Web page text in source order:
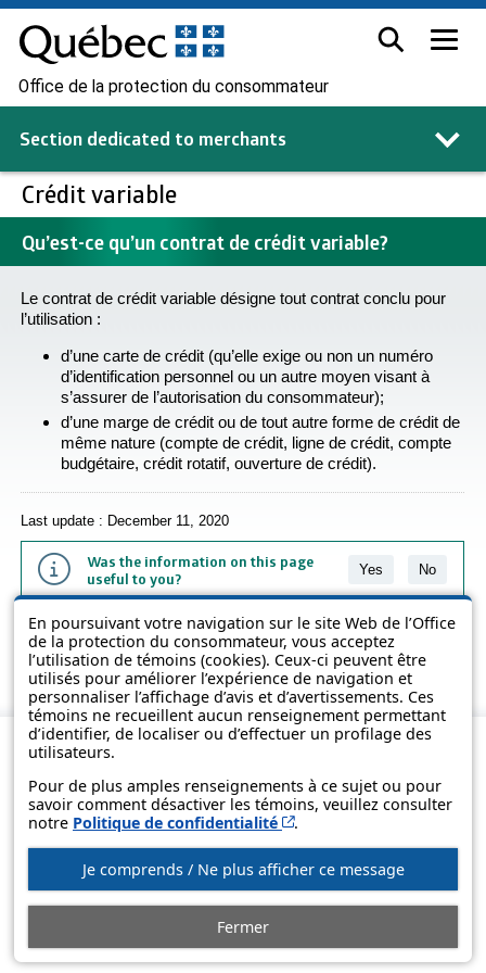
En poursuivant votre navigation sur le site Web de l’Office
de la protection du consommateur, vous acceptez
l’utilisation de témoins (cookies). Ceux-ci peuvent être
utilisés pour améliorer l’expérience de navigation et
personnaliser l’affichage d’avis et d’avertissements. Ces
témoins ne recueillent aucun renseignement permettant
d’identifier, de localiser ou d’effectuer un profilage des
utilisateurs.
Pour de plus amples renseignements à ce sujet ou pour
savoir comment désactiver les témoins, veuillez consulter
notre Politique de confidentialité Cet hyperlien s’ouvrira
.
Je comprends / Ne plus afficher ce message
Fermer
Office de la protection du consommateur
Section dedicated to merchants
Crédit variable
Qu’est-ce qu’un contrat de crédit variable?
Le contrat de crédit variable désigne tout contrat conclu pour
l’utilisation :
d’une carte de crédit (qu’elle exige ou non un numéro
d’identification personnel ou un autre moyen visant à
s’assurer de l’autorisation du consommateur);
d’une marge de crédit ou de tout autre forme de crédit de
même nature (compte de crédit, ligne de crédit, compte
budgétaire, crédit rotatif, ouverture de crédit).
Last update : December 11, 2020
Was the information on this page
useful to you?
Yes No
The information contained on this page is presented in simple terms to
make it easier to understand. It does not replace the texts of the laws
and regulations.
© Government of Québec, 2013-2025